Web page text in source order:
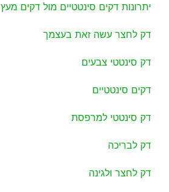
יתרונות דקים סינטטיים מול דקים מעץ
דק לחצר עשה זאת בעצמך
דק סינטטי צבעים
דקים סינטטיים
דק סינטטי למרפסת
דק לבריכה
דק לחצר ולגינה